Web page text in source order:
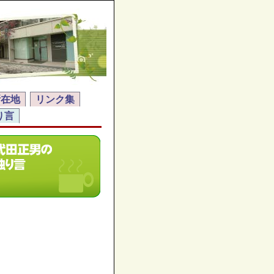
地
リンク集
言